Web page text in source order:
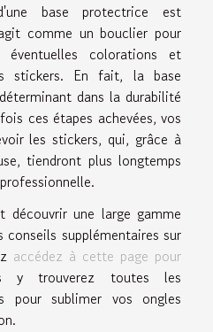
base protectrice est
comme un bouclier pour
colorations et
stickers. En fait, la base
dans la durabilité
ces étapes achevées, vos
les stickers, qui, grâce à
tiendront plus longtemps
découvrir une large gamme
supplémentaires sur
accédez à cette page pour
y trouverez toutes les
pour sublimer vos ongles